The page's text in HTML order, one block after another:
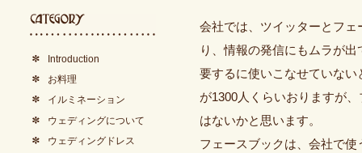
会社では、ツイッターとフ
り、情報の発信にもムラが
要するに使いこなせていな
が1300人くらいおりますが
はないかと思います。
フェースブックは、会社で
Introduction
お料理
イルミネーション
ウェディングについて
ウェディングドレス